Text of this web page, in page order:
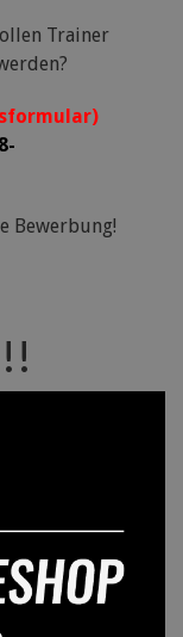
Trainer
Bewerbung!